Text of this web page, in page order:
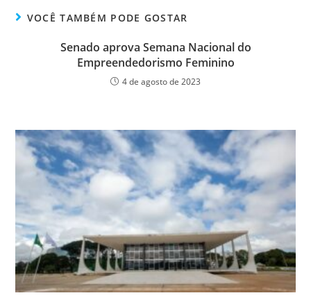
VOCÊ TAMBÉM PODE GOSTAR
Senado aprova Semana Nacional do
Empreendedorismo Feminino
4 de agosto de 2023